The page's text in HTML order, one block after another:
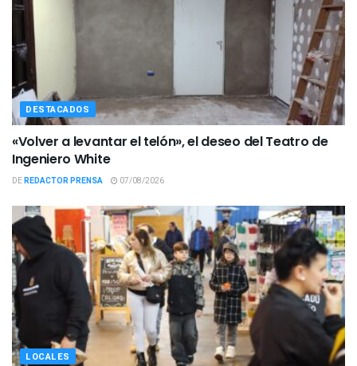
DESTACADOS
«Volver a levantar el telón», el deseo del Teatro de
Ingeniero White
DEREDACTOR PRENSA 07/08/2026
LOCALES